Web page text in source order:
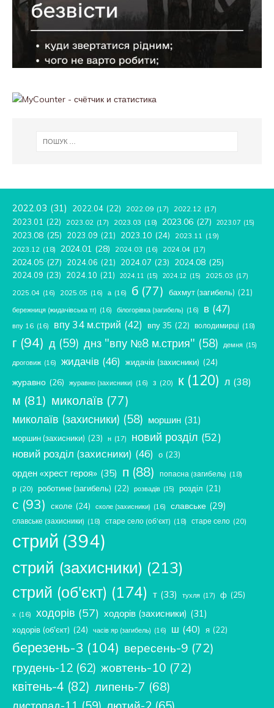
2022.03 (31) 2022.04 (22) 2022.09 (17) 2022.12 (17)
2023.01 (22) 2023.02 (17) 2023.03 (18) 2023.06 (27) 2023.07 (15)
2023.08 (25) 2023.09 (21) 2023.10 (24) 2023.11 (19)
2023.12 (18) 2024.01 (28) 2024.03 (16) 2024.04 (17)
2024.05 (27) 2024.06 (21) 2024.07 (23) 2024.08 (25)
2024.09 (23) 2024.10 (21) 2024.11 (15) 2024.12 (15) 2025.03 (17)
2025.04 (16) 2025.05 (16) а (16) б (77) бахмут (загибель) (21)
бережниця (жидачівська тг) (16) білогорівка (загибель) (16) в (47)
впу 16 (16) впу 34 м.стрий (42) впу 35 (22) володимирці (18)
г (94) д (59) днз "впу №8 м.стрия" (58) демня (15)
дроговиж (16) жидачів (46) жидачів (захисники) (24)
журавно (26) журавно (захисники) (16) з (20) к (120) л (38)
м (81) миколаїв (77)
миколаїв (захисники) (58) моршин (31)
моршин (захисники) (23) н (17) новий розділ (52)
новий розділ (захисники) (46) о (23)
орден «хрест героя» (35) п (88) попасна (загибель) (18)
р (20) роботине (загибель) (22) розвадів (15) розділ (21)
с (93) сколе (24) сколе (захисники) (16) славське (29)
славське (захисники) (18) старе село (об'єкт) (18) старе село (20)
стрий (394)
стрий (захисники) (213)
стрий (об'єкт) (174) т (33) тухля (17) ф (25)
х (16) ходорів (57) ходорів (захисники) (31)
ходорів (об'єкт) (24) часів яр (загибель) (16) ш (40) я (22)
березень-3 (104) вересень-9 (72)
грудень-12 (62) жовтень-10 (72)
квітень-4 (82) липень-7 (68)